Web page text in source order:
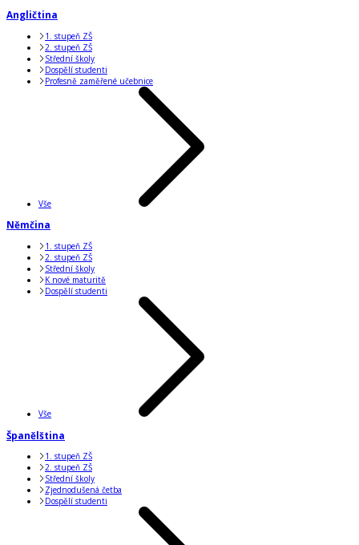
Angličtina
1. stupeň ZŠ
2. stupeň ZŠ
Střední školy
Dospělí studenti
Profesně zaměřené učebnice
Vše
Němčina
1. stupeň ZŠ
2. stupeň ZŠ
Střední školy
K nové maturitě
Dospělí studenti
Vše
Španělština
1. stupeň ZŠ
2. stupeň ZŠ
Střední školy
Zjednodušená četba
Dospělí studenti